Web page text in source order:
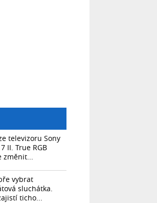
televizoru Sony
II. True RGB
změnit...
vybrat
sluchátka.
ticho...